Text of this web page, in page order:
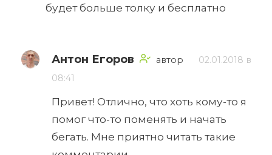
будет больше толку и бесплатно
Антон Егоров автор
02.01.2018 в
08:41
Привет! Отлично, что хоть кому-то я
помог что-то поменять и начать
бегать. Мне приятно читать такие